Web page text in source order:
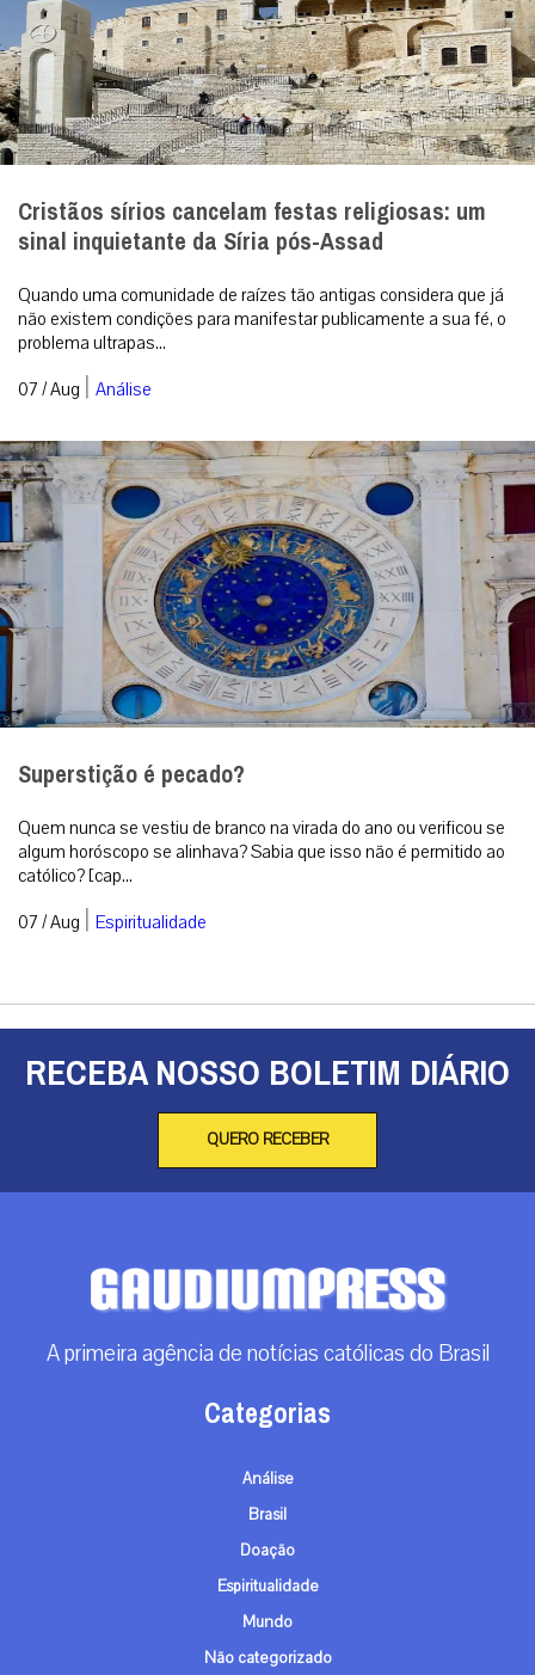
Cristãos sírios cancelam festas religiosas: um
sinal inquietante da Síria pós-Assad
Quando uma comunidade de raízes tão antigas considera que já
não existem condições para manifestar publicamente a sua fé, o
problema ultrapas...
07 / Aug | Análise
Superstição é pecado?
Quem nunca se vestiu de branco na virada do ano ou verificou se
algum horóscopo se alinhava? Sabia que isso não é permitido ao
católico? [cap...
07 / Aug | Espiritualidade
RECEBA NOSSO BOLETIM DIÁRIO
QUERO RECEBER
A primeira agência de notícias católicas do Brasil
Categorias
Análise
Brasil
Doação
Espiritualidade
Mundo
Não categorizado